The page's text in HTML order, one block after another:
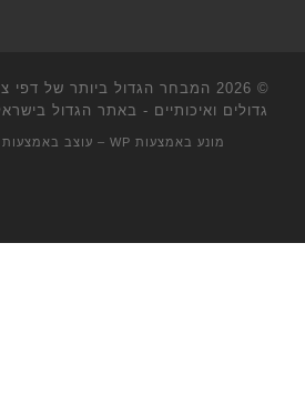
© 2026
המבחר הגדול ביותר של דפי
גדולים ואיכותיים - באתר הגדול
מונע באמצעות WP – עוצב באמצעות